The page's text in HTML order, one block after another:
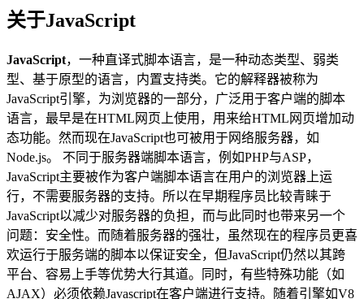
关于JavaScript
JavaScript，一种直译式脚本语言，是一种动态类型、弱类
型、基于原型的语言，内置支持类。它的解释器被称为
JavaScript引擎，为浏览器的一部分，广泛用于客户端的脚本
语言，最早是在HTML网页上使用，用来给HTML网页增加动
态功能。然而现在JavaScript也可被用于网络服务器，如
Node.js。 不同于服务器端脚本语言，例如PHP与ASP，
JavaScript主要被作为客户端脚本语言在用户的浏览器上运
行，不需要服务器的支持。所以在早期程序员比较青睐于
JavaScript以减少对服务器的负担，而与此同时也带来另一个
问题：安全性。而随着服务器的强壮，虽然现在的程序员更喜
欢运行于服务端的脚本以保证安全，但JavaScript仍然以其跨
平台、容易上手等优势大行其道。同时，有些特殊功能（如
AJAX）必须依赖Javascript在客户端进行支持。随着引擎如V8